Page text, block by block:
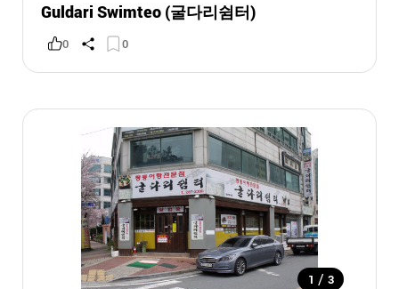
Guldari Swimteo (굴다리쉼터)
0 0
1 / 3